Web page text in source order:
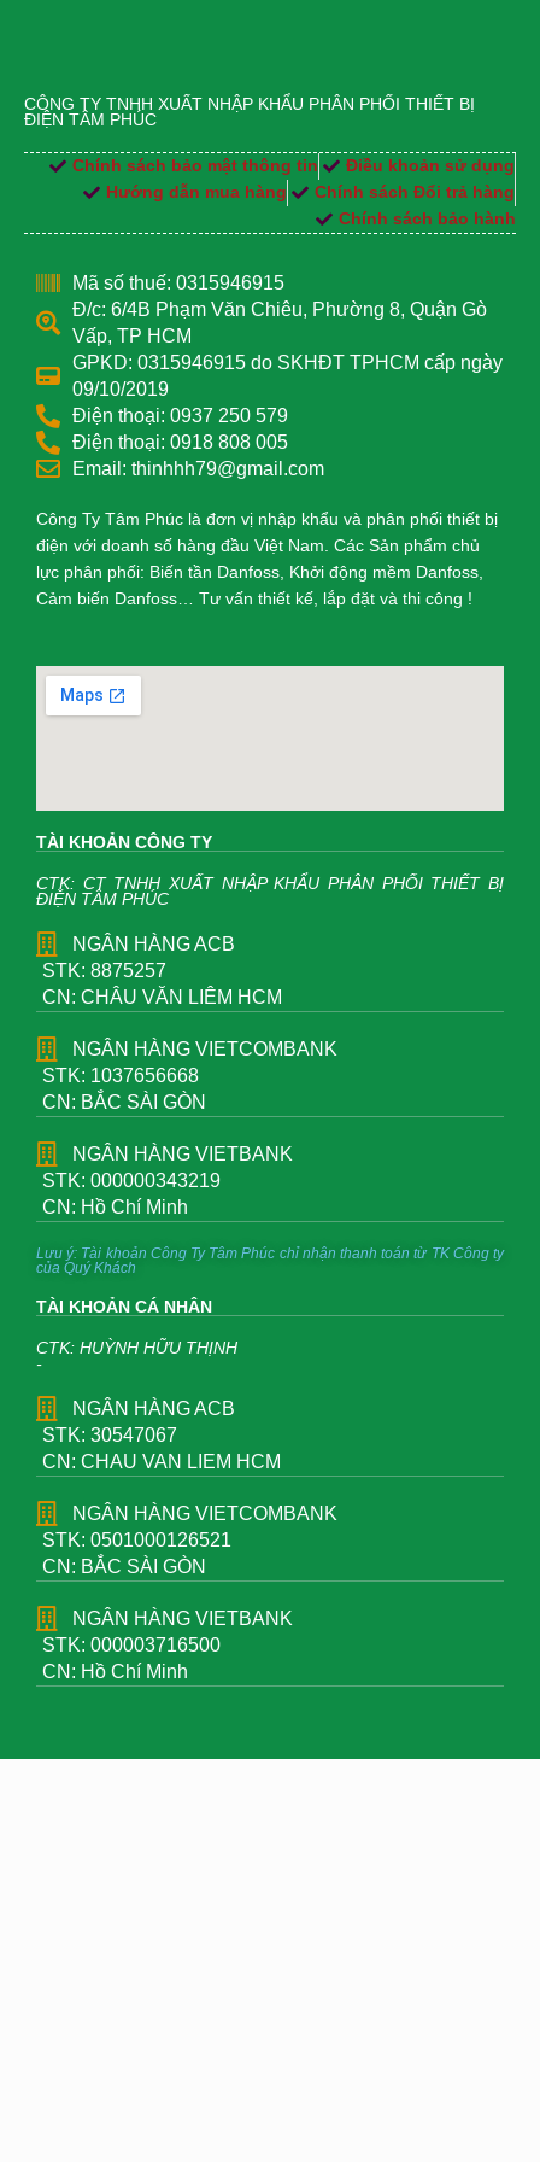
CÔNG TY TNHH XUẤT NHẬP KHẨU PHÂN PHỐI THIẾT BỊ
ĐIỆN TÂM PHÚC
Chính sách bảo mật thông tin
Điều khoản sử dụng
Hướng dẫn mua hàng
Chính sách Đổi trả hàng
Chính sách bảo hành
Mã số thuế: 0315946915
Đ/c: 6/4B Phạm Văn Chiêu, Phường 8, Quận Gò
Vấp, TP HCM
GPKD: 0315946915 do SKHĐT TPHCM cấp ngày
09/10/2019
Điện thoại: 0937 250 579
Điện thoại: 0918 808 005
Email: thinhhh79@gmail.com
Công Ty Tâm Phúc là đơn vị nhập khẩu và phân phối thiết bị
điện với doanh số hàng đầu Việt Nam. Các Sản phẩm chủ
lực phân phối: Biến tần Danfoss, Khởi động mềm Danfoss,
Cảm biến Danfoss… Tư vấn thiết kế, lắp đặt và thi công !
TÀI KHOẢN CÔNG TY
CTK: CT TNHH XUẤT NHẬP KHẨU PHÂN PHỐI THIẾT BỊ
ĐIỆN TÂM PHÚC
NGÂN HÀNG ACB
STK: 8875257
CN: CHÂU VĂN LIÊM HCM
NGÂN HÀNG VIETCOMBANK
STK: 1037656668
CN: BẮC SÀI GÒN
NGÂN HÀNG VIETBANK
STK: 000000343219
CN: Hồ Chí Minh
Lưu ý: Tài khoản Công Ty Tâm Phúc chỉ nhận thanh toán từ TK Công ty
của Quý Khách
TÀI KHOẢN CÁ NHÂN
CTK: HUỲNH HỮU THỊNH
-
NGÂN HÀNG ACB
STK: 30547067
CN: CHAU VAN LIEM HCM
NGÂN HÀNG VIETCOMBANK
STK: 0501000126521
CN: BẮC SÀI GÒN
NGÂN HÀNG VIETBANK
STK: 000003716500
CN: Hồ Chí Minh